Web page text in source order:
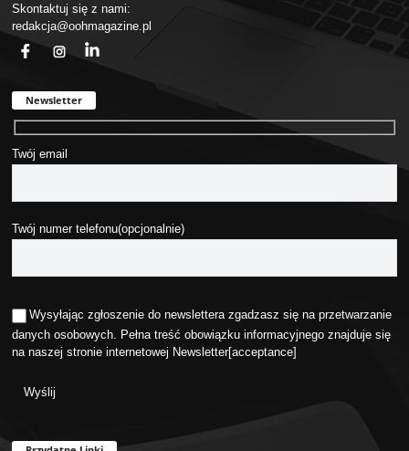
Skontaktuj się z nami:
redakcja@oohmagazine.pl
Newsletter
Twój email
Twój numer telefonu(opcjonalnie)
Wysyłając zgłoszenie do newslettera zgadzasz się na przetwarzanie
danych osobowych. Pełna treść obowiązku informacyjnego znajduje się
na naszej stronie internetowej Newsletter[acceptance]